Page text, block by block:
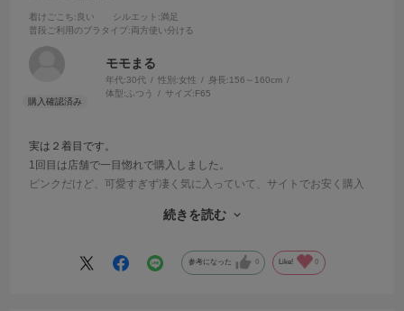
着けごこち:良い シルエット :満足
普段ご利用のブラタイプ :両方使い分ける
モモまる
年代:30代 性別:女性 身長:156～160cm
体型: ふつう サイズ:F65
実は２着目です。
1回目は店舗で一目惚れで購入しました。
ピンクだけど、可愛すぎず凄く気に入っていて、サイトでお安く購入
これぐらい華やかピンクのサルートがもう少し発売されたら嬉しいな
続きを読む
参考になった 0 Like! 0